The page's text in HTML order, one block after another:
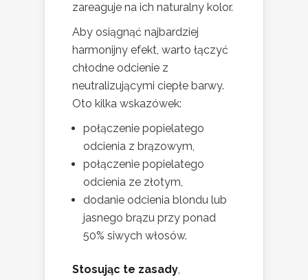
zareaguje na ich naturalny kolor.
Aby osiągnąć najbardziej
harmonijny efekt, warto łączyć
chłodne odcienie z
neutralizującymi ciepłe barwy.
Oto kilka wskazówek:
połączenie popielatego
odcienia z brązowym,
połączenie popielatego
odcienia ze złotym,
dodanie odcienia blondu lub
jasnego brązu przy ponad
50% siwych włosów.
Stosując te zasady,